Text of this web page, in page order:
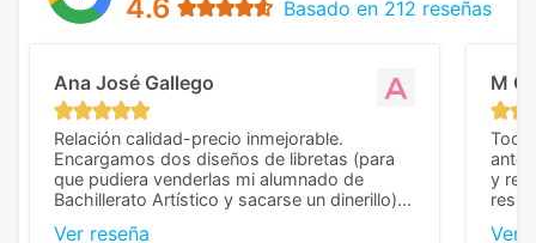
4.6 Basado en 212 reseñas
Ana José Gallego
Relación calidad-precio inmejorable.
Encargamos dos diseños de libretas (para
que pudiera venderlas mi alumnado de
Bachillerato Artístico y sacarse un dinerillo) y
Ver reseña
M C
Todo
y
Ver